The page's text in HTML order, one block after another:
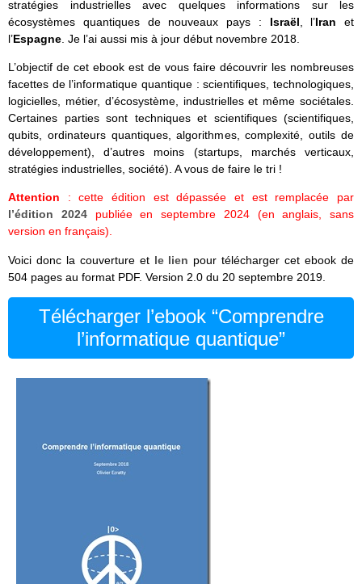
stratégies industrielles avec quelques informations sur les
écosystèmes quantiques de nouveaux pays : Israël, l’Iran et
l’Espagne. Je l’ai aussi mis à jour début novembre 2018.
L’objectif de cet ebook est de vous faire découvrir les nombreuses
facettes de l’informatique quantique : scientifiques, technologiques,
logicielles, métier, d’écosystème, industrielles et même sociétales.
Certaines parties sont techniques et scientifiques (scientifiques,
qubits, ordinateurs quantiques, algorithmes, complexité, outils de
développement), d’autres moins (startups, marchés verticaux,
stratégies industrielles, société). A vous de faire le tri !
Attention : cette édition est dépassée et est remplacée par
l’édition 2024publiée en septembre 2024 (en anglais, sans
version en français).
Voici donc la couverture et le lien pour télécharger cet ebook de
504 pages au format PDF. Version 2.0 du 20 septembre 2019.
Télécharger l’ebook “Comprendre
l’informatique quantique”